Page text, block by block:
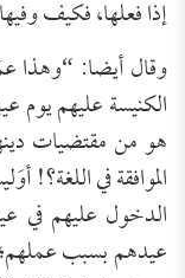
إذا فعلها، فكيف
وقال أيضا: “وهذا
الكنيسة عليهم يوم
هو من مقتضيات
الموافقة في
الدخول عليهم في
عيدهم بسبب